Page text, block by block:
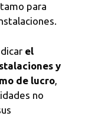
para
el
y
de lucro,
no